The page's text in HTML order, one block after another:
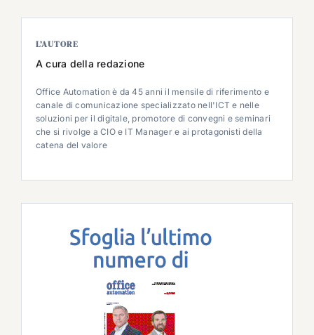
L’AUTORE
A cura della redazione
Office Automation è da 45 anni il mensile di riferimento e
canale di comunicazione specializzato nell'ICT e nelle
soluzioni per il digitale, promotore di convegni e seminari
che si rivolge a CIO e IT Manager e ai protagonisti della
catena del valore